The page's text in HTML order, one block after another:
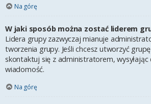
Na górę
W jaki sposób można zostać liderem
Lidera grupy zazwyczaj mianuje
tworzenia grupy. Jeśli chcesz utworzyć
skontaktuj się z administratorem,
wiadomość.
Na górę